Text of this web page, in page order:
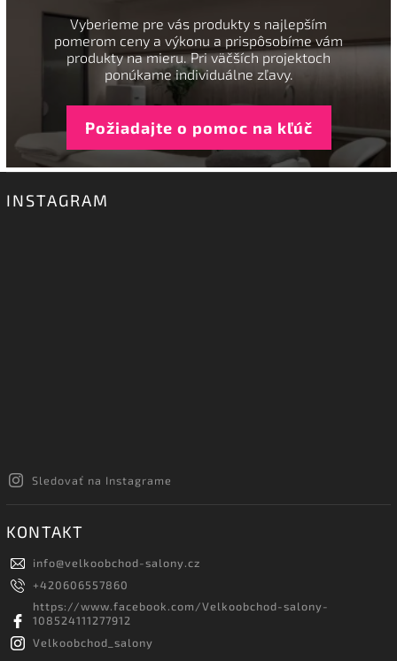
Vyberieme pre vás produkty s najlepším
pomerom ceny a výkonu a prispôsobíme vám
produkty na mieru. Pri väčších projektoch
ponúkame individuálne zľavy.
Požiadajte o pomoc na kľúč
INSTAGRAM
Sledovať na Instagrame
KONTAKT
info@velkoobchod-salony.cz
+420606557860
https://www.facebook.com/Velkoobchod-salony-
108524111277912
Velkoobchod_salony